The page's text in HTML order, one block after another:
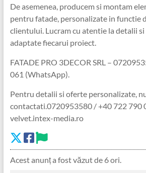
De asemenea, producem si montam
pentru fatade, personalizate in functie
clientului. Lucram cu atentie la detalii
adaptate fiecarui proiect.
FATADE PRO 3DECOR SRL –
061 (WhatsApp).
Pentru detalii si oferte personalizate,
contactati.0720953580 / +40 722 790
velvet.intex-media.ro
Acest anunț a fost văzut de 6 ori.